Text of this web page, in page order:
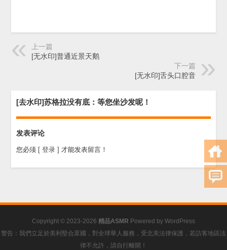
上一篇
[无水印]普通近景天鹅
下一篇
[无水印]舌头口腔音
[去水印]苏格拉没有底：等您坐沙发呢！
发表评论
您必须 [ 登录 ] 才能发表留言！
Copyright © 2023-2026 精品ASMR Powered by WordPress
警告：我們立足於美利堅合眾國，對全球華人服務，受北美法律保護，若訪客地區法
律不允許，請自行離開！